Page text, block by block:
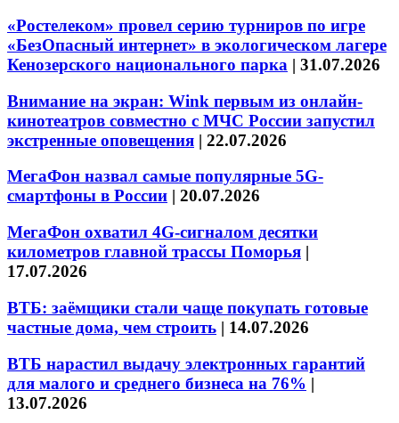
«Ростелеком» провел серию турниров по игре
«БезОпасный интернет» в экологическом лагере
Кенозерского национального парка | 31.07.2026
Внимание на экран: Wink первым из онлайн-
кинотеатров совместно с МЧС России запустил
экстренные оповещения | 22.07.2026
МегаФон назвал самые популярные 5G-
смартфоны в России | 20.07.2026
МегаФон охватил 4G-сигналом десятки
километров главной трассы Поморья |
17.07.2026
ВТБ: заёмщики стали чаще покупать готовые
частные дома, чем строить | 14.07.2026
ВТБ нарастил выдачу электронных гарантий
для малого и среднего бизнеса на 76% |
13.07.2026